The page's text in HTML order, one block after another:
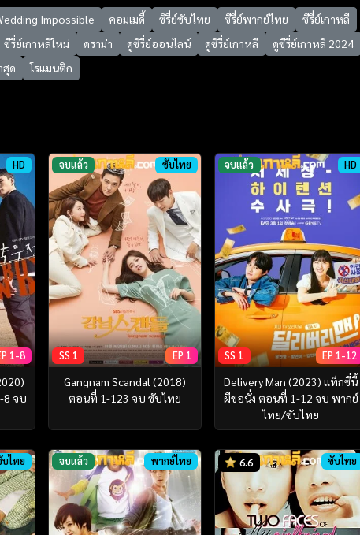
Impossible คอมเมดี้ ซีรี่ย์ซับไทย ซีรี่ย์พากย์ไทย
ซีรี่ย์เกาหลี
ซีรี่ย์เกาหลีใหม่ ดราม่า ดูซีรี่ย์ออนไลน์ ดูซีรี่ย์เกาหลี
ดูซีรี่ย์เกาหลี 2024
สุด โรแมนติก
HD
1-8
จบ
จบแล้ว ซับไทย
SS 1 EP 1
Gangnam Scandal (2018)
ตอนที่ 1-123 จบ ซับไทย
จบแล้ว HD
SS 1 EP 1-12
Delivery Man (2023) แท็กซี่นี้
ผีขอนั่ง ตอนที่ 1-12 จบ พากย์
ไทย/ซับไทย
ไทย จบแล้ว พากย์ไทย 6.6 ซับไทย